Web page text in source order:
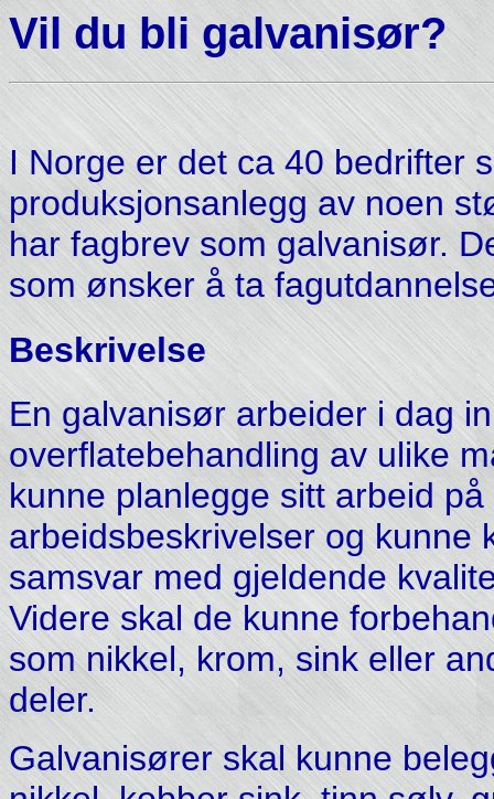
Vil du bli galvanisør?
I Norge er det ca 40 bedrifter
produksjonsanlegg av noen
har fagbrev som galvanisør.
som ønsker å ta
Beskrivelse
En galvanisør arbeider i dag
overflatebehandling av ulike
kunne planlegge sitt arbeid
arbeidsbeskrivelser og kunne
samsvar med gjeldende
Videre skal de kunne
som nikkel, krom, sink eller
deler.
Galvanisører skal kunne